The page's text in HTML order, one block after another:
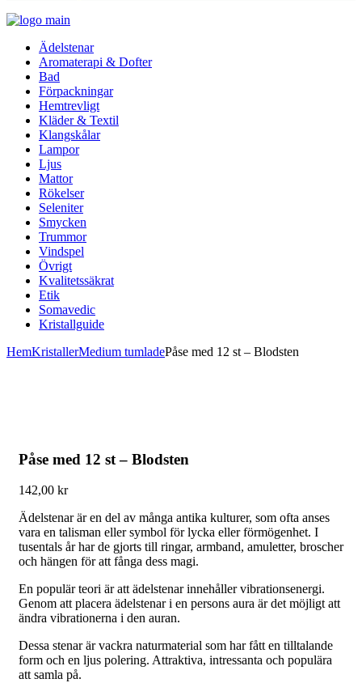
Ädelstenar
Aromaterapi & Dofter
Bad
Förpackningar
Hemtrevligt
Kläder & Textil
Klangskålar
Lampor
Ljus
Mattor
Rökelser
Seleniter
Smycken
Trummor
Vindspel
Övrigt
Kvalitetssäkrat
Etik
Somavedic
Kristallguide
HemKristallerMedium tumladePåse med 12 st – Blodsten
Påse med 12 st – Blodsten
142,00 kr
Ädelstenar är en del av många antika kulturer, som ofta anses
vara en talisman eller symbol för lycka eller förmögenhet. I
tusentals år har de gjorts till ringar, armband, amuletter, broscher
och hängen för att fånga dess magi.
En populär teori är att ädelstenar innehåller vibrationsenergi.
Genom att placera ädelstenar i en persons aura är det möjligt att
ändra vibrationerna i den auran.
Dessa stenar är vackra naturmaterial som har fått en tilltalande
form och en ljus polering. Attraktiva, intressanta och populära
att samla på.